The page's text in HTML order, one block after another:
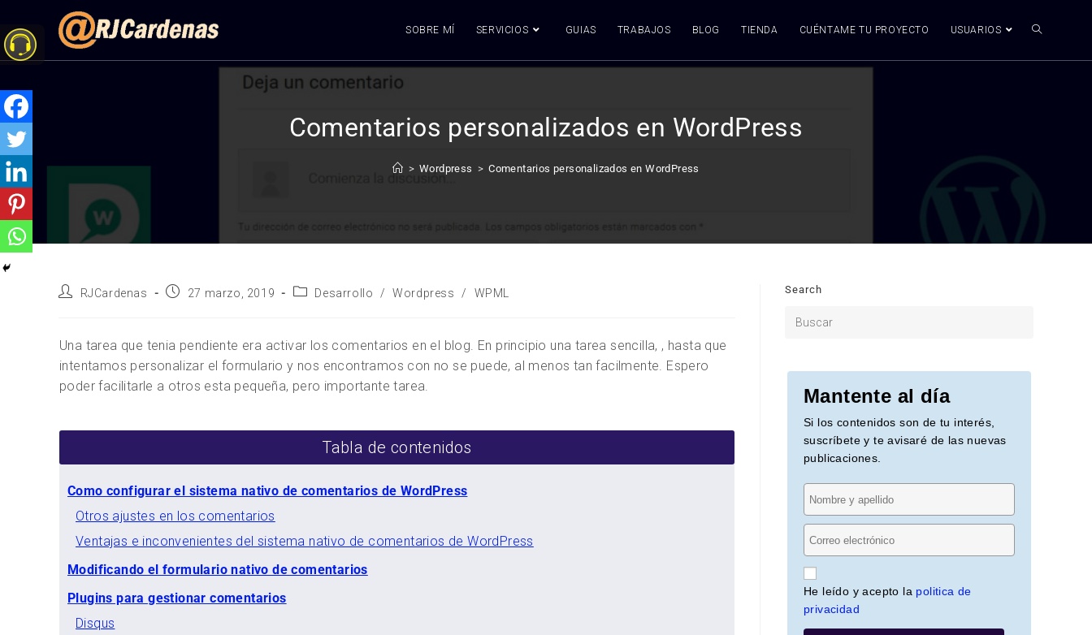
SOBRE MÍ SERVICIOS GUIAS TRABAJOS BLOG TIENDA CUÉNTAME TU PROYECTO USUARIOS
Comentarios personalizados en WordPress
> Wordpress > Comentarios personalizados en WordPress
RJCardenas 27 marzo, 2019 Desarrollo / Wordpress / WPML
Una tarea que tenia pendiente era activar los comentarios en el blog. En principio una tarea sencilla, , hasta que
intentamos personalizar el formulario y nos encontramos con no se puede, al menos tan facilmente. Espero
poder facilitarle a otros esta pequeña, pero importante tarea.
Tabla de contenidos
Como configurar el sistema nativo de comentarios de WordPress
Otros ajustes en los comentarios
Ventajas e inconvenientes del sistema nativo de comentarios de WordPress
Modificando el formulario nativo de comentarios
Plugins para gestionar comentarios
Disqus
Search
Mantente al día
Si los contenidos son de tu interés,
suscríbete y te avisaré de las nuevas
publicaciones.
He leído y acepto la politica de
privacidad